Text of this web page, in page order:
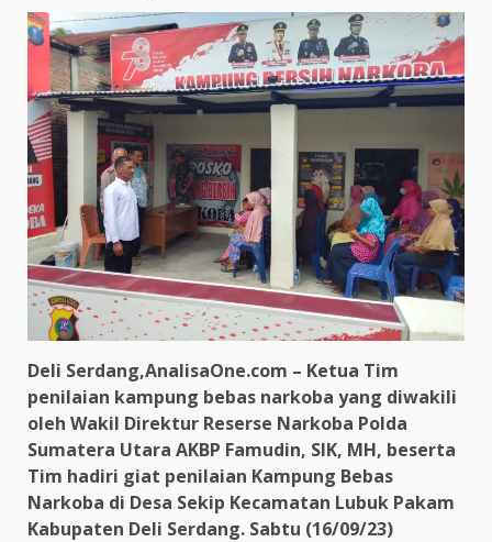
Deli Serdang,AnalisaOne.com – Ketua Tim
penilaian kampung bebas narkoba yang diwakili
oleh Wakil Direktur Reserse Narkoba Polda
Sumatera Utara AKBP Famudin, SIK, MH, beserta
Tim hadiri giat penilaian Kampung Bebas
Narkoba di Desa Sekip Kecamatan Lubuk Pakam
Kabupaten Deli Serdang. Sabtu (16/09/23)